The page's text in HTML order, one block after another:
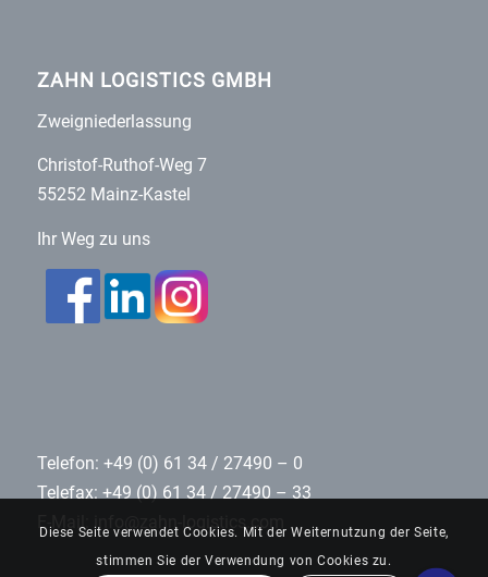
ZAHN LOGISTICS GMBH
Zweigniederlassung
Christof-Ruthof-Weg 7
55252 Mainz-Kastel
Ihr Weg zu uns
Telefon: +49 (0) 61 34 / 27490 – 0
Telefax: +49 (0) 61 34 / 27490 – 33
E-Mail: info@zahn-logistics.com
Diese Seite verwendet Cookies. Mit der Weiternutzung der Seite,
stimmen Sie der Verwendung von Cookies zu.